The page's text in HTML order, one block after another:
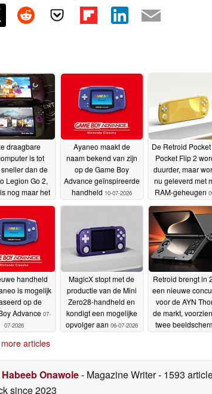
draagbare
is tot
dan de
Legion Go 2,
nog maar het
10-07-2026
Ayaneo maakt de
naam bekend van zijn
op de Game Boy
Advance geïnspireerde
handheld 10-07-2026
De Retroid
Pocket Flip 2
duurder, maar
nu geleverd met
RAM-geheugen
2026
handheld
is mogelijk
op de
Advance 07-
07-2026
MagicX stopt met de
productie van de Mini
Zero28-handheld en
kondigt een mogelijke
opvolger aan 06-07-2026
Retroid brengt in
een nieuwe
voor de AYN
de markt,
twee
articles
Habeeb Onawole- Magazine Writer- 1593
since 2023